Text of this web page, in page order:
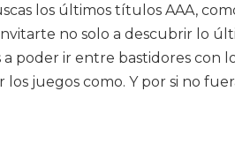
los últimos títulos AAA,
no solo a descubrir lo
poder ir entre bastidores
juegos como. Y por si no